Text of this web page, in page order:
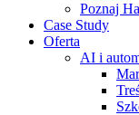
Poznaj
Case Study
Oferta
AI i